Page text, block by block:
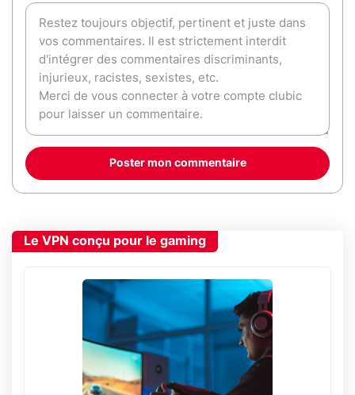
Poster mon commentaire
Le VPN conçu pour le gaming